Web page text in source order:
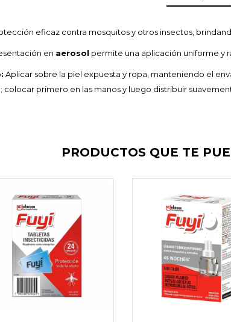
eficaz contra mosquitos y otros insectos,
en aerosol permite una aplicación uniforme y
Aplicar sobre la piel expuesta y ropa, manteniendo el
colocar primero en las manos y luego distribuir
PRODUCTOS QUE TE